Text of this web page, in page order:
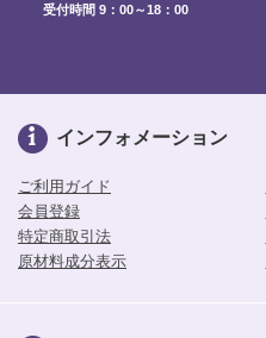
受付時間 9：00～18：00
インフォメーション
ご利用ガイド
会員登録
特定商取引法
原材料成分表示